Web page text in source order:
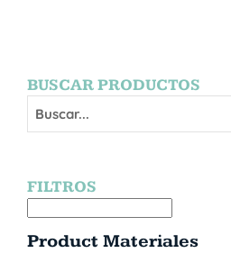
BUSCAR PRODUCTOS
FILTROS
Product Materiales